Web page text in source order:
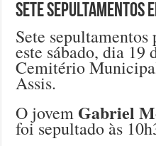
Sete sepultamentos
Sete
este sábado, dia 19
Cemitério
Assis.
O jovem Gabriel
foi sepultado às